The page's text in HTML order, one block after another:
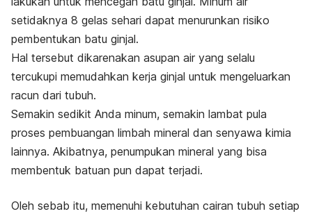
setidaknya 8 gelas sehari dapat menurunkan risiko
pembentukan batu ginjal.
Hal tersebut dikarenakan asupan air yang selalu
tercukupi memudahkan kerja ginjal untuk mengeluarkan
racun dari tubuh.
Semakin sedikit Anda minum, semakin lambat pula
proses pembuangan limbah mineral dan senyawa kimia
lainnya. Akibatnya, penumpukan mineral yang bisa
membentuk batuan pun dapat terjadi.
Oleh sebab itu, memenuhi kebutuhan cairan tubuh setiap